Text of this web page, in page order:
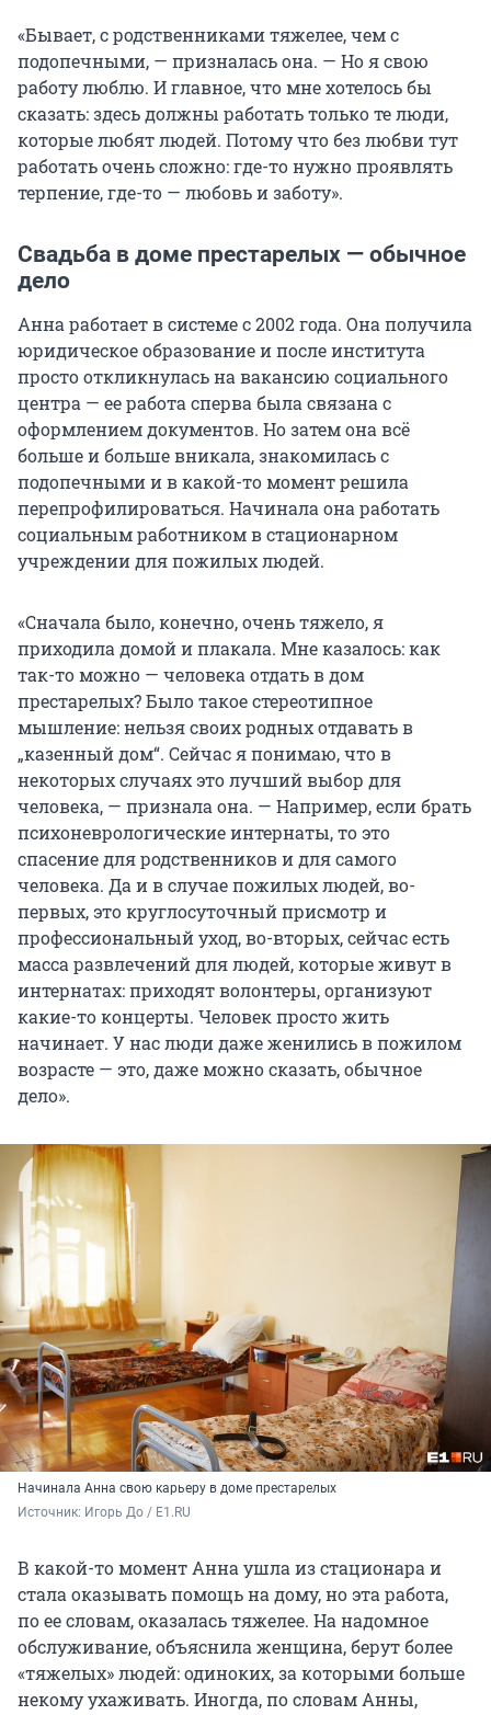
«Бывает, с родственниками тяжелее, чем с
подопечными, — призналась она. — Но я свою
работу люблю. И главное, что мне хотелось бы
сказать: здесь должны работать только те люди,
которые любят людей. Потому что без любви тут
работать очень сложно: где-то нужно проявлять
терпение, где-то — любовь и заботу».
Свадьба в доме престарелых — обычное
дело
Анна работает в системе с 2002 года. Она получила
юридическое образование и после института
просто откликнулась на вакансию социального
центра — ее работа сперва была связана с
оформлением документов. Но затем она всё
больше и больше вникала, знакомилась с
подопечными и в какой-то момент решила
перепрофилироваться. Начинала она работать
социальным работником в стационарном
учреждении для пожилых людей.
«Сначала было, конечно, очень тяжело, я
приходила домой и плакала. Мне казалось: как
так-то можно — человека отдать в дом
престарелых? Было такое стереотипное
мышление: нельзя своих родных отдавать в
„казенный дом“. Сейчас я понимаю, что в
некоторых случаях это лучший выбор для
человека, — признала она. — Например, если брать
психоневрологические интернаты, то это
спасение для родственников и для самого
человека. Да и в случае пожилых людей, во-
первых, это круглосуточный присмотр и
профессиональный уход, во-вторых, сейчас есть
масса развлечений для людей, которые живут в
интернатах: приходят волонтеры, организуют
какие-то концерты. Человек просто жить
начинает. У нас люди даже женились в пожилом
возрасте — это, даже можно сказать, обычное
дело».
Начинала Анна свою карьеру в доме престарелых
Источник: Игорь До / E1.RU
В какой-то момент Анна ушла из стационара и
стала оказывать помощь на дому, но эта работа,
по ее словам, оказалась тяжелее. На надомное
обслуживание, объяснила женщина, берут более
«тяжелых» людей: одиноких, за которыми больше
некому ухаживать. Иногда, по словам Анны,